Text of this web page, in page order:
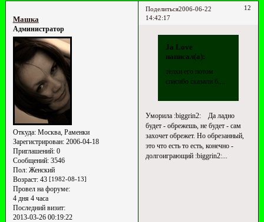
Поделиться 12
2006-06-22
14:42:17
Машка
Администратор
Откуда:Москва, Раменки
Зарегистрирован: 2006-04-18
Приглашений:0
Сообщений:3546
Пол:Женский
Возраст:43 [1982-08-13]
Провел на форуме:
4 дня 4 часа
Последний визит:
2013-03-26 00:19:22
Ja Love
написал(а):
телки его потом
спасибо сказали б....
Уморила :biggrin2: Да ладно
будет - обрежешь, не будет - сам
захочет обрежет. Но обрезанный,
это что есть то есть, конечно -
долгоиграющий :biggrin2:...